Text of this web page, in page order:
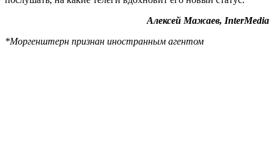
Алексей Мажаев, InterMedia
*Моргенштерн признан иностранным агентом